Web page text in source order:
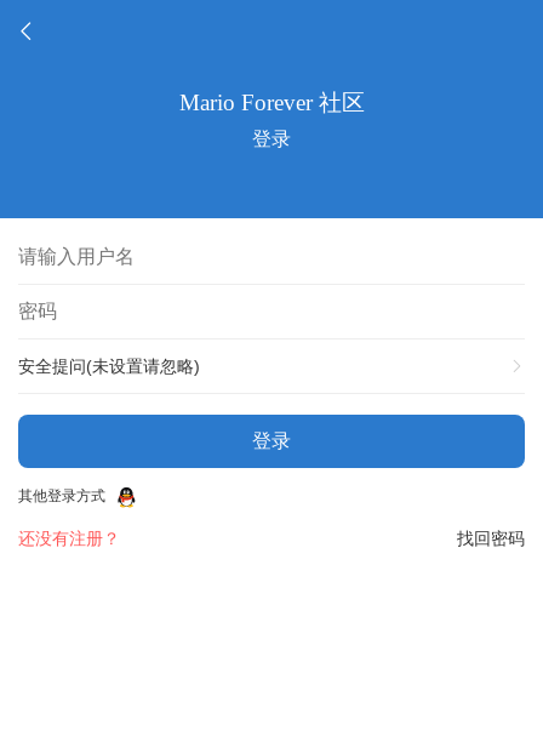
登录
安全提问(未设置请忽略)
登录
其他登录方式
找回密码
还没有注册？